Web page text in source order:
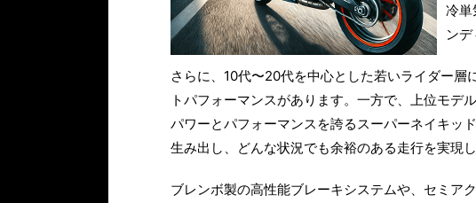
冷単
ン
さらに、10代〜20代を中心とした若いライダー
トパフォーマンスがあります。一方で、上位モデ
パワーとパフォーマンスを誇るスーパーネイキッ
生み出し、どんな状況でも余裕のある走行を実現し
ブレンボ製の高性能ブレーキシステムや、セミア